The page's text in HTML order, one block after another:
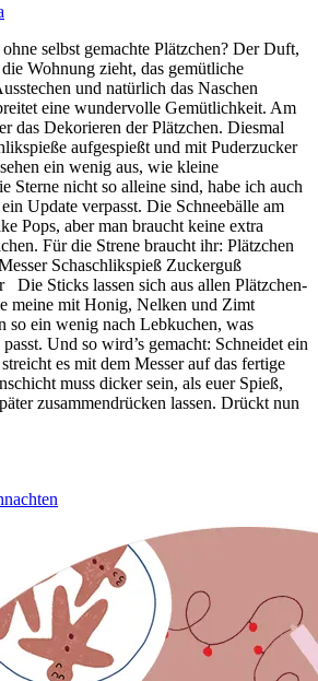
selbst gemachte Plätzchen? Der Duft,
Wohnung zieht, das gemütliche
und natürlich das Naschen
eine wundervolle Gemütlichkeit. Am
das Dekorieren der Plätzchen. Diesmal
aufgespießt und mit Puderzucker
ein wenig aus, wie kleine
Sterne nicht so alleine sind, habe ich auch
Update verpasst. Die Schneebälle am
Pops, aber man braucht keine extra
Für die Strene braucht ihr: Plätzchen
Schaschlikspieß Zuckerguß
Die Sticks lassen sich aus allen Plätzchen-
meine mit Honig, Nelken und Zimt
so ein wenig nach Lebkuchen, was
Und so wird’s gemacht: Schneidet ein
es mit dem Messer auf das fertige
muss dicker sein, als euer Spieß,
zusammendrücken lassen. Drückt nun